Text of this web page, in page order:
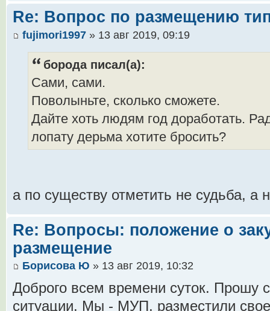
Re: Вопрос по размещению
fujimori1997 » 13 авг 2019, 09:19
борода писал(а):
Сами, сами.
Поволыньте, сколько сможете.
Дайте хоть людям год доработать.
лопату дерьма хотите бросить?
а по существу отметить не судьба, а
Re: Вопросы: положение о
размещение
Борисова Ю » 13 авг 2019, 10:32
Доброго всем времени суток. Прошу
ситуации. Мы - МУП, разместили